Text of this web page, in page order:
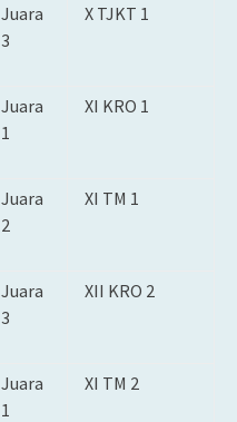
Juara
3
X TJKT 1
Juara
1
XI KRO 1
Juara
2
XI TM 1
Juara
3
XII KRO 2
Juara
1
XI TM 2